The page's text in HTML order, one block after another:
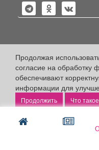
Продолжая
согласие на обработку
обеспечивают
информации для
Что
Политика
Публикации с пометкой
«Партнёрский проект»
Редакция сайта не несет
информации,
объявлениях.
+16 © 2006-2026